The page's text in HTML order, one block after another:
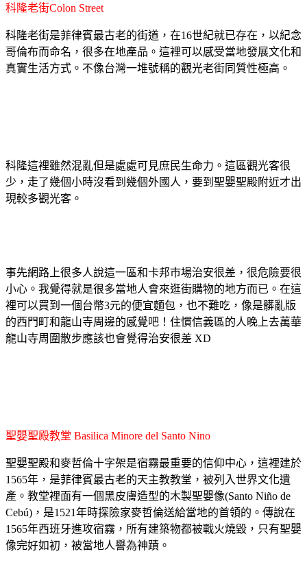
科隆老街Colon Street
科隆老街是菲律賓最古老的街道，在16世紀就已存在，以紀念
哥倫布而命名，很多在地產品。這裡可以感受當地發展文化和
真實生活方式。不像台灣一堆號稱的觀光老街同質性極高。
科隆這裡雖然混亂但是處處可見庶民生命力。這區觀光客很
少，走了幾個小時沒看到幾個外國人，要到聖嬰聖殿附近才出
現較多觀光客。
事先網路上很多人說這一區和卡邦市場治安很差，很危險要很
小心。我覺得就是很多當地人會來逛街購物的地方而已。在這
裡可以買到一個台幣3元的便宜麵包，也不難吃，像是髒亂版
的西門町和龍山寺周邊的感覺吧！住慣信義區的人晚上去萬華
龍山寺周圍散步應該也會覺得治安很差 XD
聖嬰聖殿教堂 Basilica Minore del Santo Nino
聖嬰聖殿和麥哲倫十字架是宿霧最重要的信仰中心，這裡建於
1565年，是菲律賓最古老的天主教教堂，被列入世界文化遺
產。教堂裡面有一個黑皮膚造型的木製聖嬰像(Santo Niño de
Cebú)，是1521年時探險家麥哲倫送給當地的首領的。傳說在
1565年西班牙進攻宿霧，所有建築物都被戰火燒毀，只有聖嬰
像完好如初，被當地人譽為神蹟。